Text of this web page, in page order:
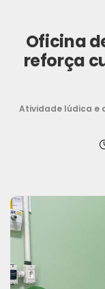
Oficina
reforça
Atividade lúdica e